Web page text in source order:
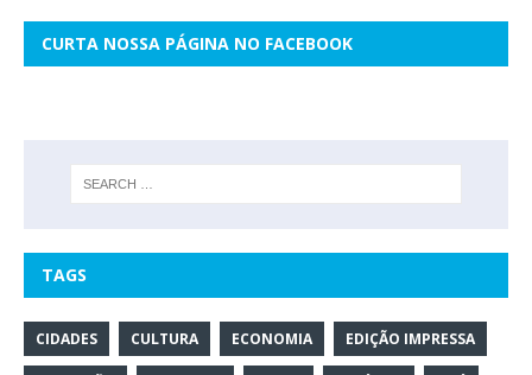
CURTA NOSSA PÁGINA NO FACEBOOK
TAGS
CIDADES CULTURA ECONOMIA EDIÇÃO IMPRESSA